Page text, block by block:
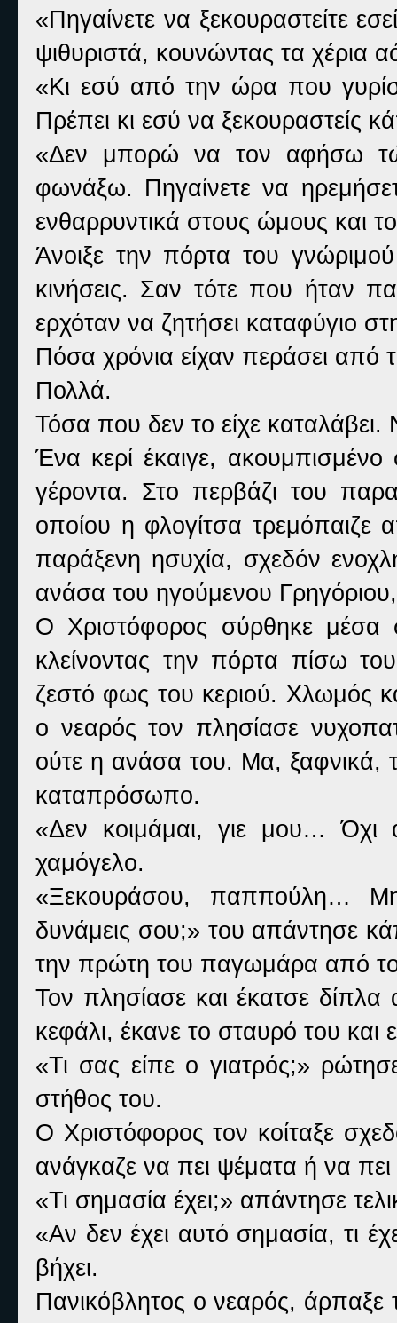
«Πηγαίνετε να ξεκουραστείτε
ψιθυριστά, κουνώντας τα χέρια
«Κι εσύ από την ώρα που
Πρέπει κι εσύ να ξεκουραστείς
«Δεν μπορώ να τον αφήσω
φωνάξω. Πηγαίνετε να
ενθαρρυντικά στους ώμους και
Άνοιξε την πόρτα του
κινήσεις. Σαν τότε που ήταν
ερχόταν να ζητήσει καταφύγιο
Πόσα χρόνια είχαν περάσει από
Πολλά.
Τόσα που δεν το είχε καταλάβει.
Ένα κερί έκαιγε,
γέροντα. Στο περβάζι του
οποίου η φλογίτσα
παράξενη ησυχία, σχεδόν
ανάσα του ηγούμενου
Ο Χριστόφορος σύρθηκε μέσα
κλείνοντας την πόρτα πίσω
ζεστό φως του κεριού. Χλωμός
ο νεαρός τον πλησίασε
ούτε η ανάσα του. Μα, ξαφνικά,
καταπρόσωπο.
«Δεν κοιμάμαι, γιε μου… Όχι
χαμόγελο.
«Ξεκουράσου, παππούλη…
δυνάμεις σου;» του απάντησε
την πρώτη του παγωμάρα από
Τον πλησίασε και έκατσε
κεφάλι, έκανε το σταυρό του και
«Τι σας είπε ο γιατρός;»
στήθος του.
Ο Χριστόφορος τον κοίταξε
ανάγκαζε να πει ψέματα ή να
«Τι σημασία έχει;» απάντησε
«Αν δεν έχει αυτό σημασία, τι
βήχει.
Πανικόβλητος ο νεαρός, άρπαξε